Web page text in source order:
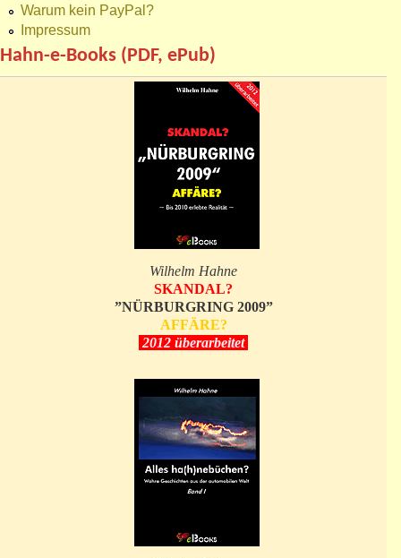
Warum kein PayPal?
Impressum
Hahn-e-Books (PDF, ePub)
Wilhelm Hahne
SKANDAL?
”NÜRBURGRING 2009”
AFFÄRE?
2012 überarbeitet